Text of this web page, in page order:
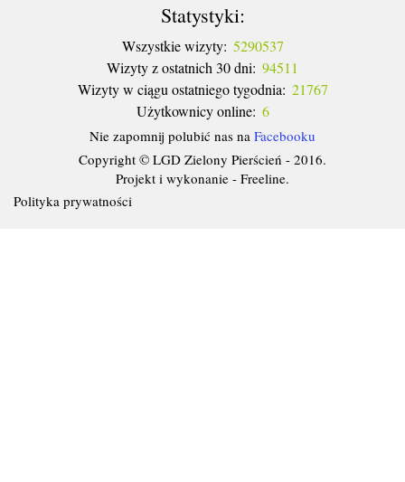
Statystyki:
Wszystkie wizyty: 5290537
Wizyty z ostatnich 30 dni: 94511
Wizyty w ciągu ostatniego tygodnia: 21767
Użytkownicy online: 6
Nie zapomnij polubić nas na Facebooku
Copyright © LGD Zielony Pierścień - 2016.
Projekt i wykonanie - Freeline.
Polityka prywatności